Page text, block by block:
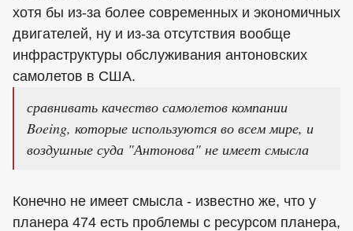
хотя бы из-за более современных и экономичных
двигателей, ну и из-за отсутствия вообще
инфраструктуры обслуживания антоновских
самолетов в США.
сравнивать качество самолетов компании
Boeing, которые используются во всем мире, и
воздушные суда "Антонова" не имеет смысла
Конечно не имеет смысла - известно же, что у
планера 474 есть проблемы с ресурсом планера,